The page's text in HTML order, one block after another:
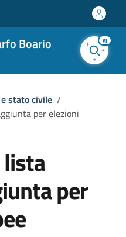
Boario AI
stato civile /
per elezioni
per